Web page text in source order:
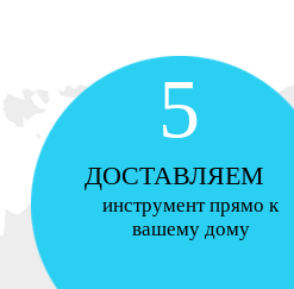
5
ДОСТАВЛЯЕМ
инструмент прямо к
вашему дому